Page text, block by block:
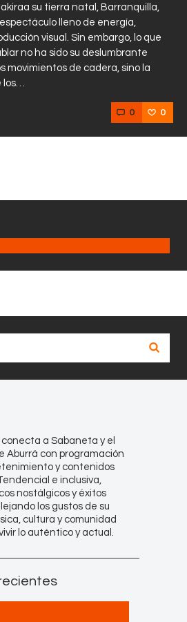
su tierra natal, Barranquilla,
lleno de energía,
visual. Sin embargo, lo que
no ha sido su deslumbrante
movimientos de cadera, sino la
los…
0 0
conecta a Sabaneta y el
Aburrá con programación
y contenidos
e inclusiva,
nostálgicos y éxitos
los gustos de su
cultura y comunidad
lo auténtico y actual.